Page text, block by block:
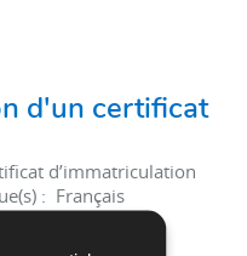
d'un certificat
d’immatriculation
: Français